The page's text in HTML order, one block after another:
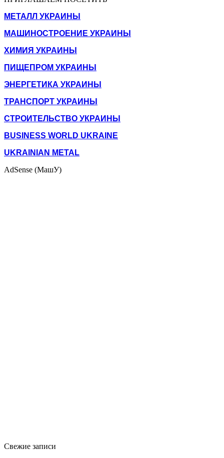
МЕТАЛЛ УКРАИНЫ
МАШИНОСТРОЕНИЕ УКРАИНЫ
ХИМИЯ УКРАИНЫ
ПИЩЕПРОМ УКРАИНЫ
ЭНЕРГЕТИКА УКРАИНЫ
ТРАНСПОРТ УКРАИНЫ
СТРОИТЕЛЬСТВО УКРАИНЫ
BUSINESS WORLD UKRAINE
UKRAINIAN METAL
AdSense (МашУ)
Свежие записи